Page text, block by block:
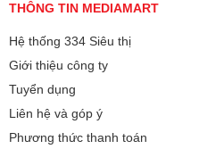
THÔNG TIN MEDIAMART
Hệ thống 334 Siêu thị
Giới thiệu công ty
Tuyển dụng
Liên hệ và góp ý
Phương thức thanh toán